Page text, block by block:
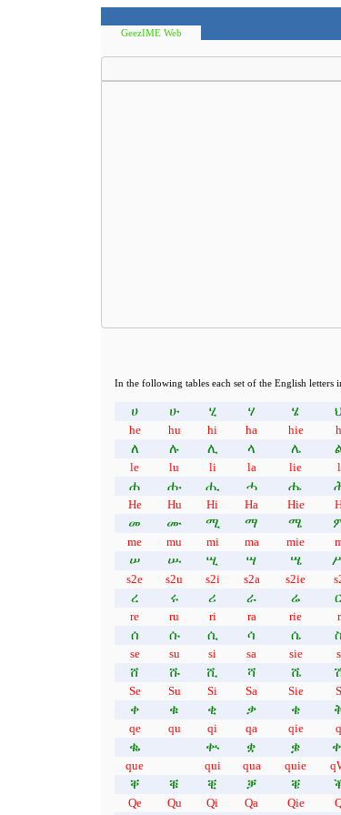
GeezIME Web
In the following tables each set of the English letters
ሀ ሁ ሂ ሃ ሄ
he hu hi ha hie h
ለ ሉ ሊ ላ ሌ
le lu li la lie l
ሐ ሑ ሒ ሓ ሔ
He Hu Hi Ha Hie
መ ሙ ሚ ማ ሜ
me mu mi ma mie
ሠ ሡ ሢ ሣ ሤ
s2e s2u s2i s2a s2ie
ረ ሩ ሪ ራ ሬ ር
re ru ri ra rie r
ሰ ሱ ሲ ሳ ሴ ስ
se su si sa sie s
ሸ ሹ ሺ ሻ ሼ
Se Su Si Sa Sie S
ቀ ቁ ቂ ቃ ቄ
qe qu qi qa qie q
ቈ ቊ ቋ ቌ
que qui qua quie
ቐ ቑ ቒ ቓ ቔ
Qe Qu Qi Qa Qie